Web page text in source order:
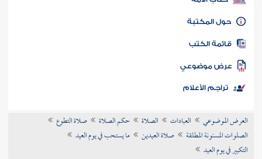
كتاب الأمة
المكتبة
الكتب
موضوعي
تراجم الأعلام
العرض الموضوعي العبادات الصلاة حكم الصلاة
صلاة التطوع
الصلوات المسنونة المطلقة
صلاة العيدين
ما يستحب في يوم العيد
التكبير في يوم العيد